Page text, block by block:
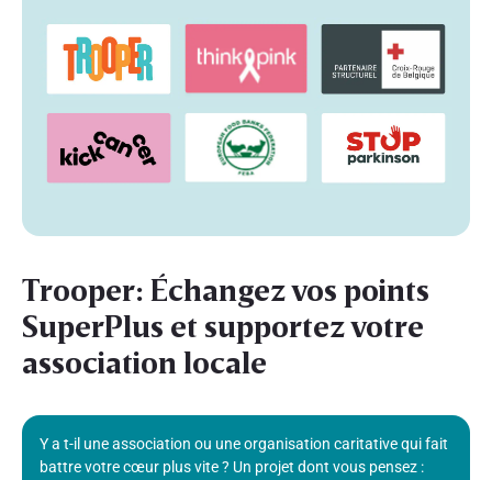
Trooper: Échangez vos points
SuperPlus et supportez votre
association locale
Y a t-il une association ou une organisation caritative qui fait
battre votre cœur plus vite ? Un projet dont vous pensez :